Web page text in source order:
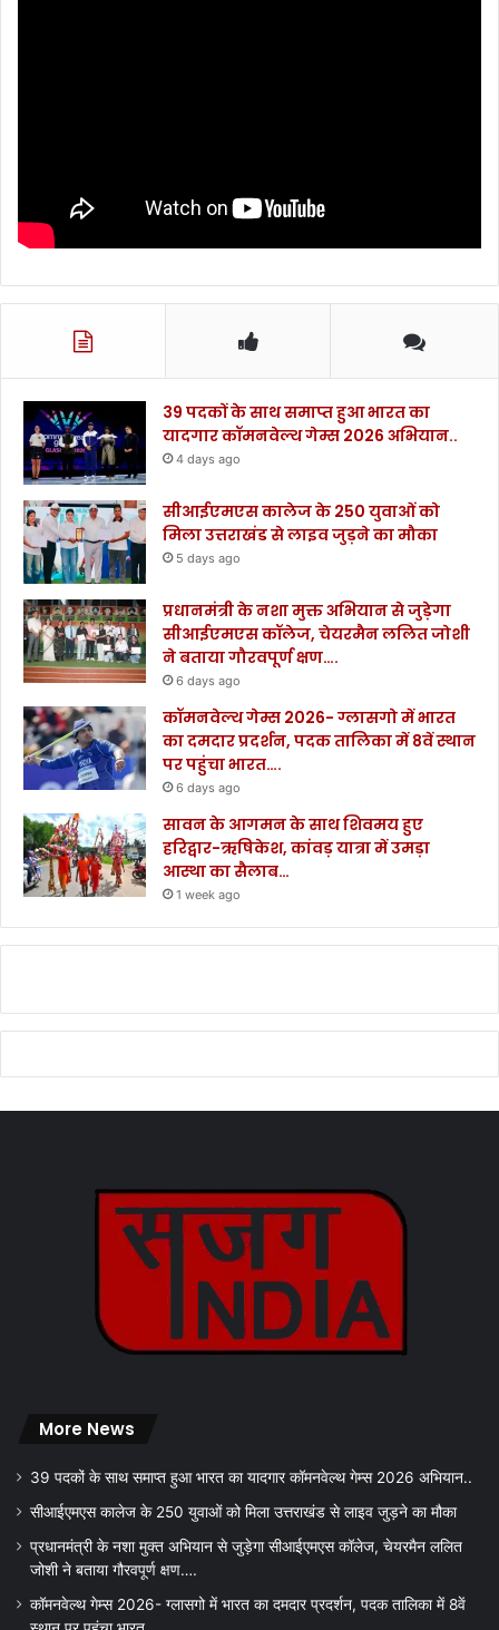
39 पदकों के साथ समाप्त हुआ भारत का
यादगार कॉमनवेल्थ गेम्स 2026 अभियान..
4 days ago
सीआईएमएस कालेज के 250 युवाओं को
मिला उत्तराखंड से लाइव जुड़ने का मौका
5 days ago
प्रधानमंत्री के नशा मुक्त अभियान से जुड़ेगा
सीआईएमएस कॉलेज, चेयरमैन ललित जोशी
ने बताया गौरवपूर्ण क्षण….
6 days ago
कॉमनवेल्थ गेम्स 2026- ग्लासगो में भारत
का दमदार प्रदर्शन, पदक तालिका में 8वें स्थान
पर पहुंचा भारत….
6 days ago
सावन के आगमन के साथ शिवमय हुए
हरिद्वार-ऋषिकेश, कांवड़ यात्रा में उमड़ा
आस्था का सैलाब…
1 week ago
More News
39 पदकों के साथ समाप्त हुआ भारत का यादगार कॉमनवेल्थ गेम्स 2026 अभियान..
सीआईएमएस कालेज के 250 युवाओं को मिला उत्तराखंड से लाइव जुड़ने का मौका
प्रधानमंत्री के नशा मुक्त अभियान से जुड़ेगा सीआईएमएस कॉलेज, चेयरमैन ललित
जोशी ने बताया गौरवपूर्ण क्षण….
कॉमनवेल्थ गेम्स 2026- ग्लासगो में भारत का दमदार प्रदर्शन, पदक तालिका में 8वें